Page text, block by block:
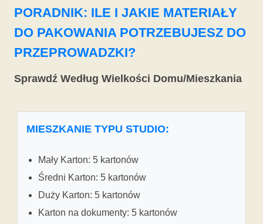
PORADNIK: ILE I JAKIE MATERIAŁY
DO PAKOWANIA POTRZEBUJESZ DO
PRZEPROWADZKI?
Sprawdź Według Wielkości Domu/Mieszkania
MIESZKANIE TYPU STUDIO:
Mały Karton: 5 kartonów
Średni Karton: 5 kartonów
Duży Karton: 5 kartonów
Karton na dokumenty: 5 kartonów